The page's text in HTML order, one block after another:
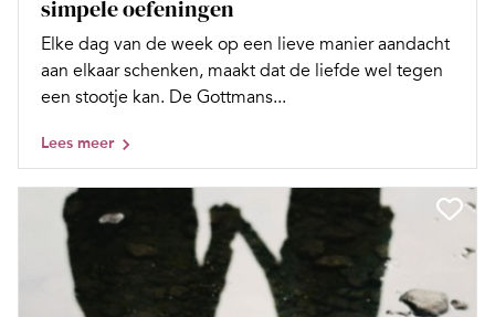
simpele oefeningen
Elke dag van de week op een lieve manier aandacht
aan elkaar schenken, maakt dat de liefde wel tegen
een stootje kan. De Gottmans...
Lees meer